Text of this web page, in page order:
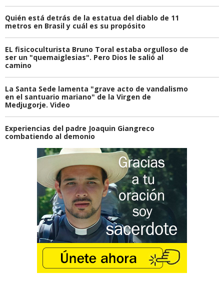
Quién está detrás de la estatua del diablo de 11
metros en Brasil y cuál es su propósito
EL fisicoculturista Bruno Toral estaba orgulloso de
ser un "quemaiglesias". Pero Dios le salió al
camino
La Santa Sede lamenta "grave acto de vandalismo
en el santuario mariano" de la Virgen de
Medjugorje. Video
Experiencias del padre Joaquin Giangreco
combatiendo al demonio